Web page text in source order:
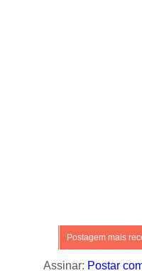
Postagem mais
Assinar: Postar